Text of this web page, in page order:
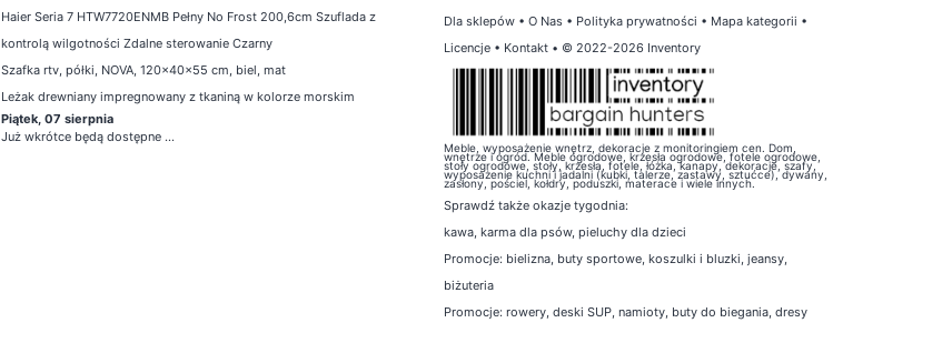
Haier Seria 7 HTW7720ENMB Pełny No Frost 200,6cm Szuflada z
kontrolą wilgotności Zdalne sterowanie Czarny
Szafka rtv, półki, NOVA, 120x40x55 cm, biel, mat
Leżak drewniany impregnowany z tkaniną w kolorze morskim
Piątek, 07 sierpnia
Już wkrótce będą dostępne ...
Dla sklepów • O Nas • Polityka prywatności • Mapa kategorii •
Licencje • Kontakt • © 2022-2026 Inventory
Meble, wyposażenie wnętrz, dekoracje z monitoringiem cen. Dom,
wnętrze i ogród. Meble ogrodowe, krzesła ogrodowe, fotele ogrodowe,
stoły ogrodowe, stoły, krzesła, fotele, łóżka, kanapy, dekoracje, szafy,
wyposażenie kuchni i jadalni (kubki, talerze, zastawy, sztućce), dywany,
zasłony, pościel, kołdry, poduszki, materace i wiele innych.
Sprawdź także okazje tygodnia:
kawa, karma dla psów, pieluchy dla dzieci
Promocje: bielizna, buty sportowe, koszulki i bluzki, jeansy,
biżuteria
Promocje: rowery, deski SUP, namioty, buty do biegania, dresy